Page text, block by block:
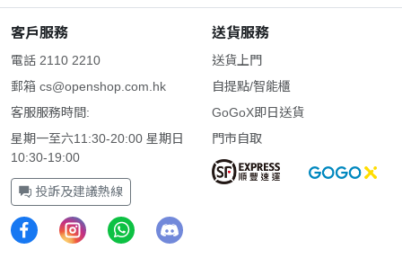
客戶服務
電話 2110 2210
郵箱 cs@openshop.com.hk
客服服務時間:
星期一至六11:30-20:00 星期日
10:30-19:00
投訴及建議熱線
送貨服務
送貨上門
自提點/智能櫃
GoGoX即日送貨
門市自取